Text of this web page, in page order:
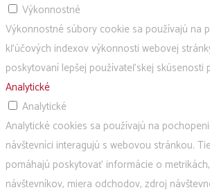
Výkonnostné
Výkonnostné súbory cookie sa používajú na
kľúčových indexov výkonnosti webovej
poskytovaní lepšej používateľskej skúsenosti
Analytické
Analytické
Analytické cookies sa používajú na
návštevníci interagujú s webovou stránkou.
pomáhajú poskytovať informácie o
návštevníkov, miera odchodov, zdroj